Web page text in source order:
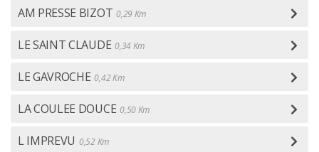
AM PRESSE BIZOT 0,29 Km
LE SAINT CLAUDE 0,34 Km
LE GAVROCHE 0,42 Km
LA COULEE DOUCE 0,50 Km
L IMPREVU 0,52 Km